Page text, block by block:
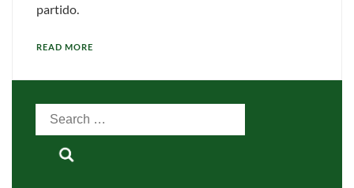
partido.
READ MORE
Search
for: